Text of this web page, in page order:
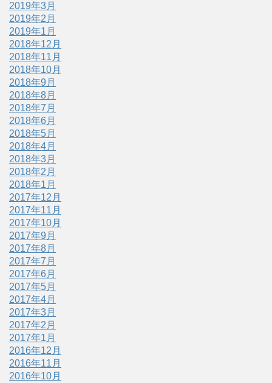
2019年3月
2019年2月
2019年1月
2018年12月
2018年11月
2018年10月
2018年9月
2018年8月
2018年7月
2018年6月
2018年5月
2018年4月
2018年3月
2018年2月
2018年1月
2017年12月
2017年11月
2017年10月
2017年9月
2017年8月
2017年7月
2017年6月
2017年5月
2017年4月
2017年3月
2017年2月
2017年1月
2016年12月
2016年11月
2016年10月